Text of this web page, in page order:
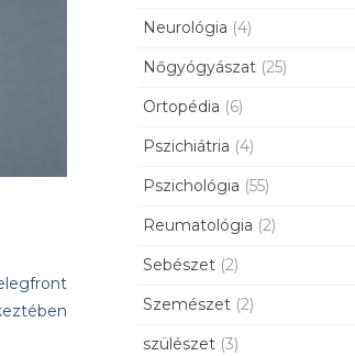
Neurológia (4)
Nőgyógyászat (25)
Ortopédia (6)
Pszichiátria (4)
Pszichológia (55)
Reumatológia (2)
Sebészet (2)
Szemészet (2)
szülészet (3)